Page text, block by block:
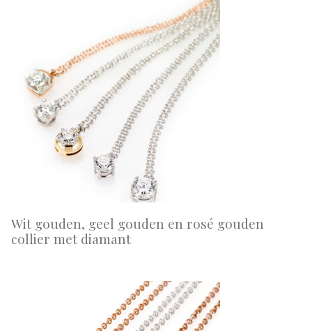
Wit gouden, geel gouden en rosé gouden
collier met diamant